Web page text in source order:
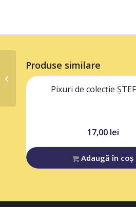
Produse similare
Pixuri de colecție
17,00 lei
Adaugă în coș
Pixuri de colecție R